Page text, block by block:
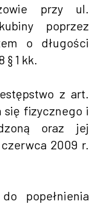
przy ul.
poprzez
o długości
1 kk.
z art.
się fizycznego i
oraz jej
2009 r.
popełnienia